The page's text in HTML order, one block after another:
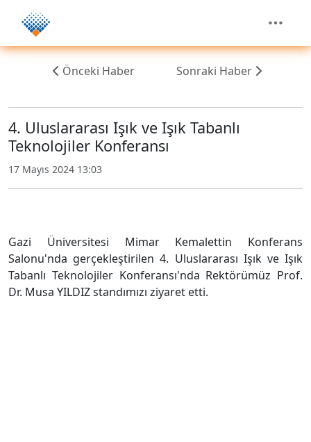
Önceki Haber Sonraki Haber
4. Uluslararası Işık ve Işık Tabanlı
Teknolojiler Konferansı
17 Mayıs 2024 13:03
Gazi Üniversitesi Mimar Kemalettin Konferans
Salonu'nda gerçekleştirilen 4. Uluslararası Işık ve Işık
Tabanlı Teknolojiler Konferansı'nda Rektörümüz Prof.
Dr. Musa YILDIZ standımızı ziyaret etti.